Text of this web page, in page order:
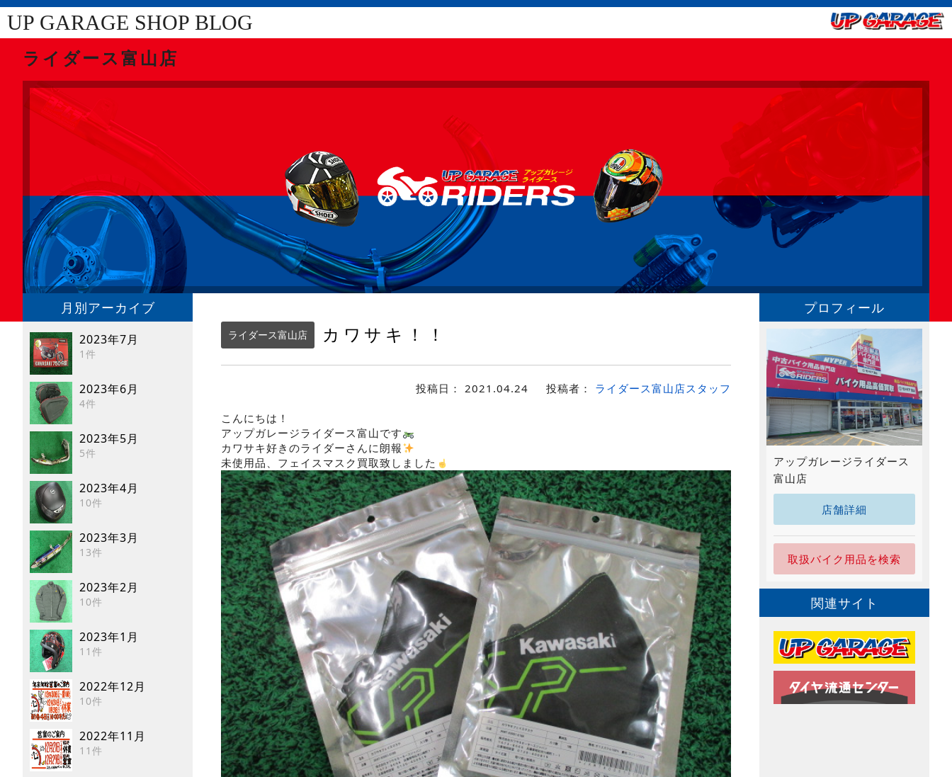
UP GARAGE SHOP BLOG
ライダース富山店
月別アーカイブ
2023年7月
1件
2023年6月
4件
2023年5月
5件
2023年4月
10件
2023年3月
13件
2023年2月
10件
2023年1月
11件
2022年12月
10件
2022年11月
11件
ライダース富山店 カワサキ！！
投稿日： 2021.04.24 投稿者： ライダース富山店スタッフ
こんにちは！
アップガレージライダース富山です
カワサキ好きのライダーさんに朗報
未使用品、フェイスマスク買取致しました
プロフィール
アップガレージライダース
富山店
店舗詳細
取扱バイク用品を検索
関連サイト